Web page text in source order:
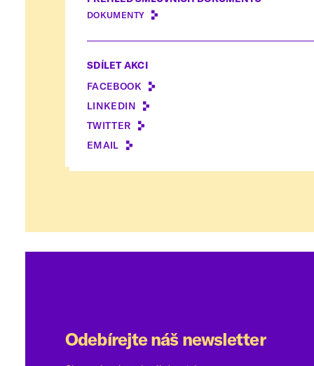
DOKUMENTY
SDÍLET AKCI
FACEBOOK
LINKEDIN
TWITTER
EMAIL
Odebírejte náš newsletter